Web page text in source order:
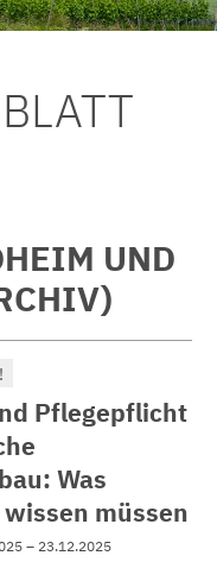
UND
Pflegepflicht
Was
müssen
– 23.12.2025